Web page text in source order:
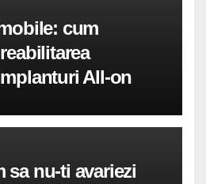
cum
All-on
sa nu-ti avariezi